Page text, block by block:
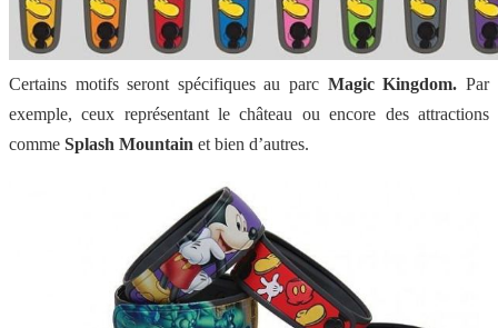
Certains motifs seront spécifiques au parc Magic Kingdom. Par
exemple, ceux représentant le château ou encore des attractions
comme Splash Mountain et bien d’autres.